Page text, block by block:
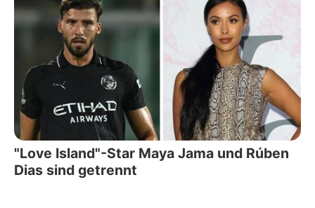
"Love Island"-Star Maya Jama und Rúben
Dias sind getrennt